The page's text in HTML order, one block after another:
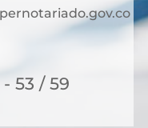
53 / 59